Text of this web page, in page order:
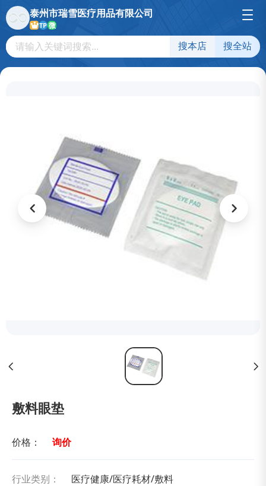
泰州市瑞雪医疗用品有限公司
TP微
搜本店 搜全站
敷料眼垫
价格： 询价
行业类别：
医疗健康/医疗耗材/敷料